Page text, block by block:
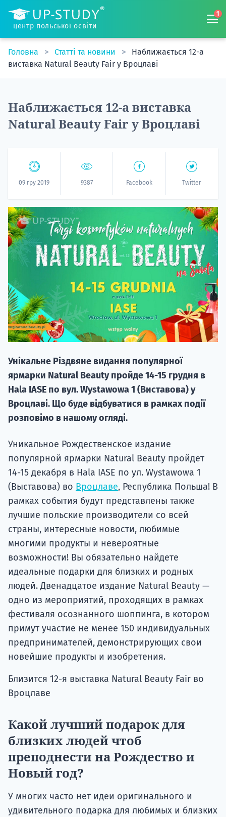
центр польської освіти
1
Головна Статті та новини
Наближається 12-а
виставка Natural Beauty Fair у Вроцлаві
Наближається 12-а виставка
Natural Beauty Fair у Вроцлаві
09 гру 2019 9387 Facebook Twitter
Унікальне Різдвяне видання популярної
ярмарки Natural Beauty пройде 14-15 грудня в
Hala IASE по вул. Wystawowa 1 (Виставова) у
Вроцлаві. Що буде відбуватися в рамках події
розповімо в нашому огляді.
Уникальное Рождественское издание
популярной ярмарки Natural Beauty пройдет
14-15 декабря в Hala IASE по ул. Wystawowa 1
(Выставова) во Вроцлаве, Республика Польша! В
рамках события будут представлены также
лучшие польские производители со всей
страны, интересные новости, любимые
многими продукты и невероятные
возможности! Вы обязательно найдете
идеальные подарки для близких и родных
людей. Двенадцатое издание Natural Beauty —
одно из мероприятий, проходящих в рамках
фестиваля осознанного шоппинга, в котором
примут участие не менее 150 индивидуальных
предпринимателей, демонстрирующих свои
новейшие продукты и изобретения.
Близится 12-я выставка Natural Beauty Fair во
Вроцлаве
Какой лучший подарок для
близких людей чтоб
преподнести на Рождество и
Новый год?
У многих часто нет идеи оригинального и
удивительного подарка для любимых и близких
20.09
"Навчання